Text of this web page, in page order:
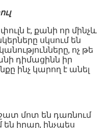
է, քանի որ մինչև
սկսում են
ոչ թե
դիմացինն իր
ինչ կարող է անել
շատ մոտ են դառնում
են իրար, ինչպես